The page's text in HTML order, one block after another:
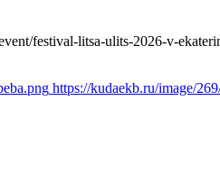
festival-litsa-ulits-2026-v-
https://kudaekb.ru/image/